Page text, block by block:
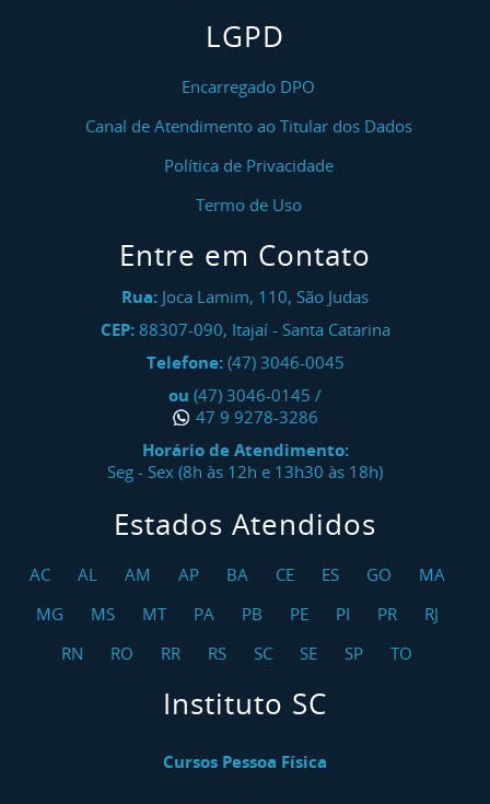
LGPD
Encarregado DPO
Canal de Atendimento ao Titular dos Dados
Política de Privacidade
Termo de Uso
Entre em Contato
Rua: Joca Lamim, 110, São Judas
CEP: 88307-090, Itajaí- Santa Catarina
Telefone: (47) 3046-0045
ou (47) 3046-0145 /
47 9 9278-3286
Horário de Atendimento:
Seg - Sex (8h às 12h e 13h30 às 18h)
Estados Atendidos
AC AL AM AP BA CE ES GO
MA
MG
MS MT PA PB PE PI PR
RJ
RN
RO RR RS SC SE SP TO
Instituto SC
Cursos Pessoa Física